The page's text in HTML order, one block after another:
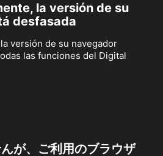
la versión de su
desfasada
versión de su navegador
las funciones del Digital
が、ご利用のブラウザ